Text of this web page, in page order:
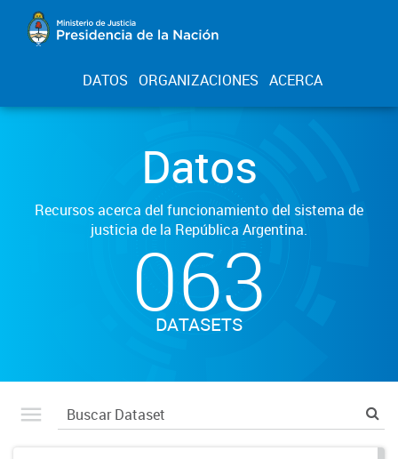
DATOS ORGANIZACIONES ACERCA
Datos
Recursos acerca del funcionamiento del sistema de
justicia de la República Argentina.
063
DATASETS